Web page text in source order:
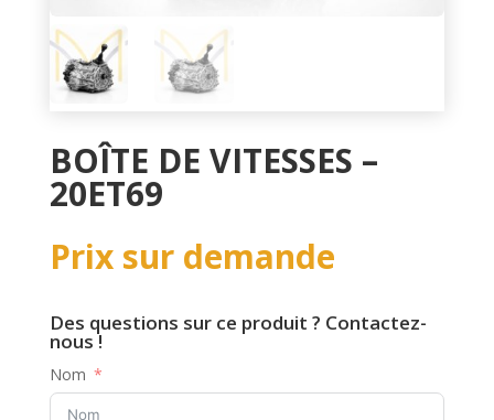
BOÎTE DE VITESSES –
20ET69
Prix sur demande
Des questions sur ce produit ? Contactez-
nous !
Nom